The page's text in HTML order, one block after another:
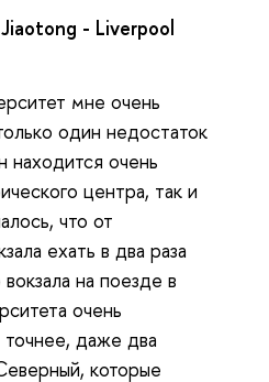
- Liverpool
мне очень
один недостаток
очень
центра, так и
что от
ехать в два раза
на поезде в
очень
даже два
которые